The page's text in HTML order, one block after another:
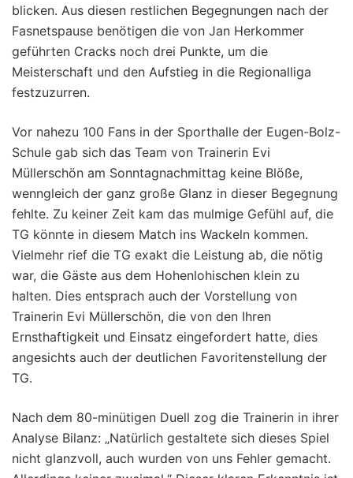
blicken. Aus diesen restlichen Begegnungen nach der
Fasnetspause benötigen die von Jan Herkommer
geführten Cracks noch drei Punkte, um die
Meisterschaft und den Aufstieg in die Regionalliga
festzuzurren.
Vor nahezu 100 Fans in der Sporthalle der Eugen-Bolz-
Schule gab sich das Team von Trainerin Evi
Müllerschön am Sonntagnachmittag keine Blöße,
wenngleich der ganz große Glanz in dieser Begegnung
fehlte. Zu keiner Zeit kam das mulmige Gefühl auf, die
TG könnte in diesem Match ins Wackeln kommen.
Vielmehr rief die TG exakt die Leistung ab, die nötig
war, die Gäste aus dem Hohenlohischen klein zu
halten. Dies entsprach auch der Vorstellung von
Trainerin Evi Müllerschön, die von den Ihren
Ernsthaftigkeit und Einsatz eingefordert hatte, dies
angesichts auch der deutlichen Favoritenstellung der
TG.
Nach dem 80-minütigen Duell zog die Trainerin in ihrer
Analyse Bilanz: „Natürlich gestaltete sich dieses Spiel
nicht glanzvoll, auch wurden von uns Fehler gemacht.